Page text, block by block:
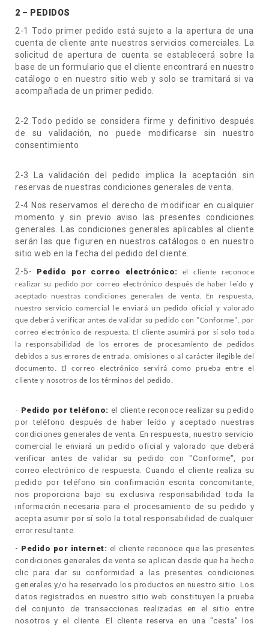
2 – PEDIDOS
2-1 Todo primer pedido está sujeto a la apertura de una
cuenta de cliente ante nuestros servicios comerciales. La
solicitud de apertura de cuenta se establecerá sobre la
base de un formulario que el cliente encontrará en nuestro
catálogo o en nuestro sitio web y solo se tramitará si va
acompañada de un primer pedido.
2-2 Todo pedido se considera firme y definitivo después
de su validación, no puede modificarse sin nuestro
consentimiento
2-3 La validación del pedido implica la aceptación sin
reservas de nuestras condiciones generales de venta.
2-4 Nos reservamos el derecho de modificar en cualquier
momento y sin previo aviso las presentes condiciones
generales. Las condiciones generales aplicables al cliente
serán las que figuren en nuestros catálogos o en nuestro
sitio web en la fecha del pedido del cliente.
2-5- Pedido por correo electrónico:
el cliente reconoce
realizar su pedido por correo electrónico después de haber leído y
aceptado nuestras condiciones generales de venta. En respuesta,
nuestro servicio comercial le enviará un pedido oficial y valorado
que deberá verificar antes de validar su pedido con "Conforme", por
correo electrónico de respuesta. El cliente asumirá por sí solo toda
la responsabilidad de los errores de procesamiento de pedidos
debidos a sus errores de entrada, omisiones o al carácter ilegible del
documento. El correo electrónico servirá como prueba entre el
cliente y nosotros de los términos del pedido.
- Pedido por teléfono: el cliente reconoce realizar su pedido
por teléfono después de haber leído y aceptado nuestras
condiciones generales de venta. En respuesta, nuestro servicio
comercial le enviará un pedido oficial y valorado que deberá
verificar antes de validar su pedido con "Conforme", por
correo electrónico de respuesta. Cuando el cliente realiza su
pedido por teléfono sin confirmación escrita concomitante,
nos proporciona bajo su exclusiva responsabilidad toda la
información necesaria para el procesamiento de su pedido y
acepta asumir por sí solo la total responsabilidad de cualquier
error resultante.
- Pedido por internet: el cliente reconoce que las presentes
condiciones generales de venta se aplican desde que ha hecho
clic para dar su conformidad a las presentes condiciones
generales y/o ha reservado los productos en nuestro sitio. Los
datos registrados en nuestro sitio web constituyen la prueba
del conjunto de transacciones realizadas en el sitio entre
nosotros y el cliente. El cliente reserva en una "cesta" los